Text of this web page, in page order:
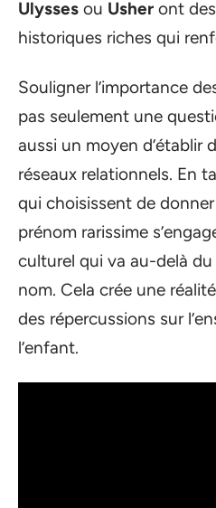
Ulysses ou Usher ont
historiques riches qui
Souligner l’importance
pas seulement une
aussi un moyen d’établir
réseaux relationnels. En
qui choisissent de
prénom rarissime
culturel qui va au-delà du
nom. Cela crée une
des répercussions sur
l’enfant.